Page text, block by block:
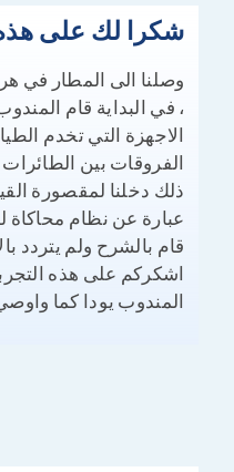
شكرا لك على هذه
وصلنا الى المطار في
، في البداية قام
الاجهزة التي تخدم
الفروقات بين
ذلك دخلنا لمقصورة
عبارة عن نظام محاكاة
قام بالشرح ولم يتردد
اشكركم على هذه
المندوب يودا كما